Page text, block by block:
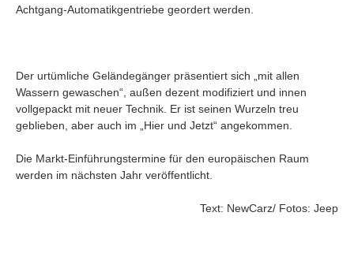
Achtgang-Automatikgentriebe geordert werden.
Der urtümliche Geländegänger präsentiert sich „mit allen
Wassern gewaschen“, außen dezent modifiziert und innen
vollgepackt mit neuer Technik. Er ist seinen Wurzeln treu
geblieben, aber auch im „Hier und Jetzt“ angekommen.
Die Markt-Einführungstermine für den europäischen Raum
werden im nächsten Jahr veröffentlicht.
Text: NewCarz/ Fotos: Jeep